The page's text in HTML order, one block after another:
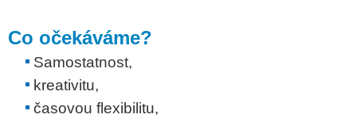
Co očekáváme?
Samostatnost,
kreativitu,
časovou flexibilitu,